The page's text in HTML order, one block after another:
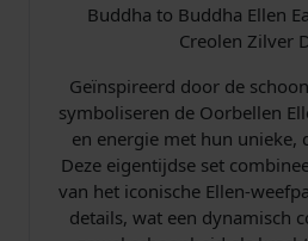
n
g
s
S
p
i
r
a
Buddha to Buddha Ellen
Creolen Zilver
Geïnspireerd door de
symboliseren de Oorbellen
en energie met hun unieke,
Deze eigentijdse set
van het iconische Ellen-
details, wat een dynamisch